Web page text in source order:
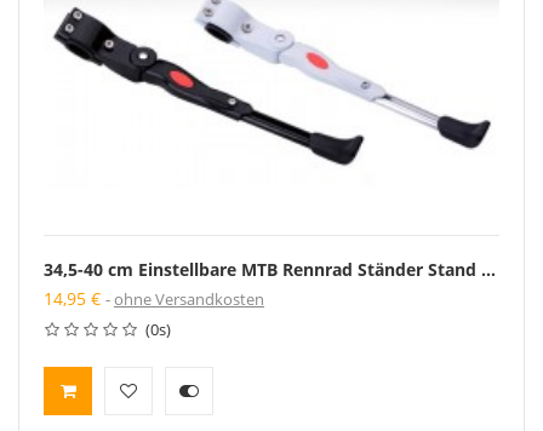
34,5-40 cm Einstellbare MTB Rennrad Ständer Stand Rack Mountainbike Unterstützung Side Kick Stehen Fußstütze Radfahren Teile
14,95 €
ohne Versandkosten
(0s)